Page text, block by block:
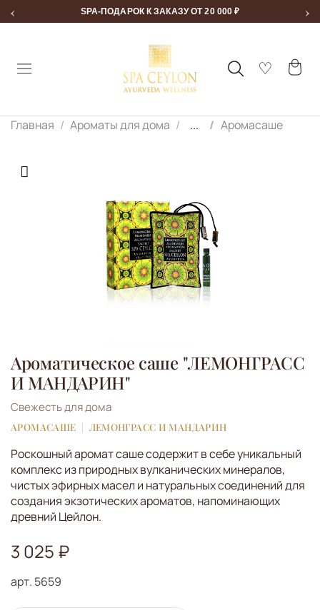
‹ SPA-ПОДАРОК К ЗАКАЗУ ОТ 20 000 ₽ ›
Главная Ароматы для дома ... Аромасаше
арт. 5659
Ароматическое саше "ЛЕМОНГРАСС
И МАНДАРИН"
3 025 ₽
Свежесть для дома
АРОМАСАШЕ ЛЕМОНГРАСС И МАНДАРИН
Роскошный аромат саше содержит в себе уникальный
комплекс из природных вулканических минералов,
чистых эфирных масел и натуральных соединений для
создания экзотических ароматов, напоминающих
древний Цейлон.